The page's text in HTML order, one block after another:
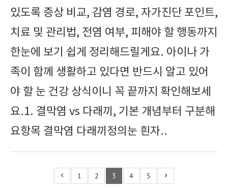
있도록 증상 비교, 감염 경로, 자가진단 포인트,
치료 및 관리법, 전염 여부, 피해야 할 행동까지
한눈에 보기 쉽게 정리해드릴게요. 아이나 가
족이 함께 생활하고 있다면 반드시 알고 있어
야 할 눈 건강 상식이니 꼭 끝까지 확인해보세
요.1. 결막염 vs 다래끼, 기본 개념부터 구분해
요항목 결막염 다래끼정의눈 흰자..
1 2 3 4 5